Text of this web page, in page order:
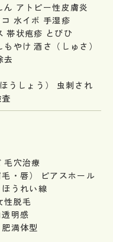
ん アトピー性皮膚炎
水イボ 手湿疹
帯状疱疹 とびひ
もやけ 酒さ（しゅさ）
去
うしょう）
虫刺され
毛穴治療
・唇）
ピアスホール
うれい線
性脱毛
明感
肥満体型